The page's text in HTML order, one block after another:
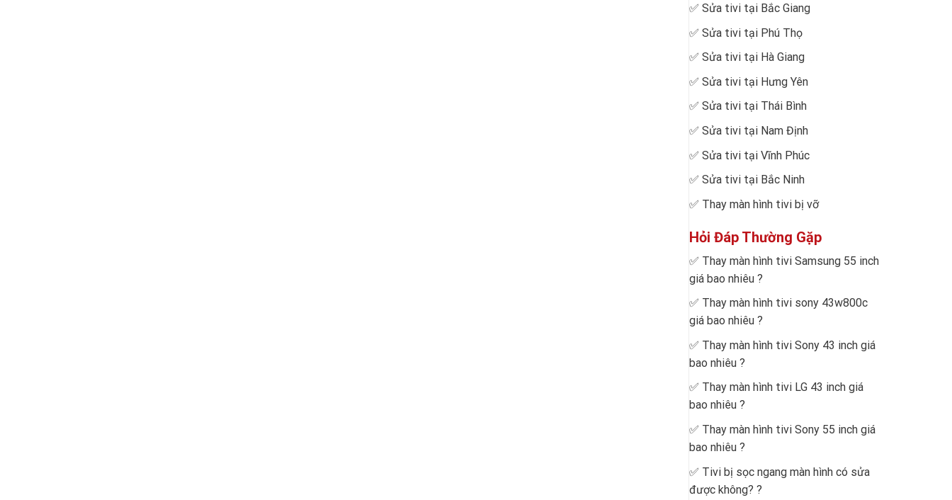
✅ Sửa tivi tại Bắc Giang
✅ Sửa tivi tại Phú Thọ
✅ Sửa tivi tại Hà Giang
✅ Sửa tivi tại Hưng Yên
✅ Sửa tivi tại Thái Bình
✅ Sửa tivi tại Nam Định
✅ Sửa tivi tại Vĩnh Phúc
✅ Sửa tivi tại Bắc Ninh
✅ Thay màn hình tivi bị vỡ
Hỏi Đáp Thường Gặp
✅ Thay màn hình tivi Samsung 55 inch
giá bao nhiêu ?
✅ Thay màn hình tivi sony 43w800c
giá bao nhiêu ?
✅ Thay màn hình tivi Sony 43 inch giá
bao nhiêu ?
✅ Thay màn hình tivi LG 43 inch giá
bao nhiêu ?
✅ Thay màn hình tivi Sony 55 inch giá
bao nhiêu ?
✅ Tivi bị sọc ngang màn hình có sửa
được không? ?